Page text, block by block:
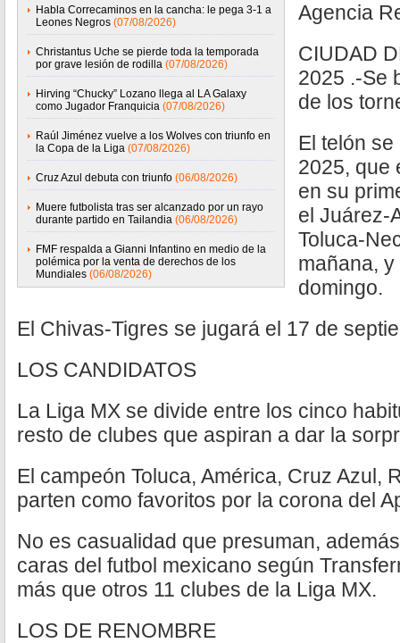
Habla Correcaminos en la cancha: le pega 3-1 a
Leones Negros (07/08/2026)
Christantus Uche se pierde toda la temporada
por grave lesión de rodilla (07/08/2026)
Hirving “Chucky” Lozano llega al LA Galaxy
como Jugador Franquicia (07/08/2026)
Raúl Jiménez vuelve a los Wolves con triunfo en
la Copa de la Liga (07/08/2026)
Cruz Azul debuta con triunfo (06/08/2026)
Muere futbolista tras ser alcanzado por un rayo
durante partido en Tailandia (06/08/2026)
FMF respalda a Gianni Infantino en medio de la
polémica por la venta de derechos de los
Mundiales (06/08/2026)
Agencia
CIUDAD
2025 .-Se
de los
El telón
2025, que
en su
el Juárez-
Toluca-
mañana,
domingo.
El Chivas-Tigres se jugará el 17 de
LOS CANDIDATOS
La Liga MX se divide entre los cinco
resto de clubes que aspiran a dar la
El campeón Toluca, América, Cruz Azul,
parten como favoritos por la corona del
No es casualidad que presuman,
caras del futbol mexicano según
más que otros 11 clubes de la Liga MX.
LOS DE RENOMBRE